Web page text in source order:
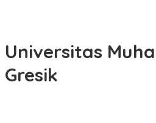
Universitas
Gresik